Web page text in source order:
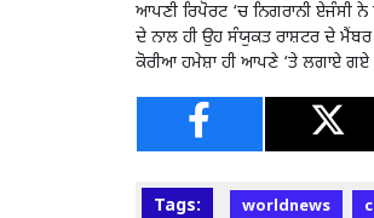
ਆਪਣੀ ਰਿਪੋਰਟ ‘ਚ ਨਿਗਰਾਨੀ ਏਜੰਸੀ
ਦੇ ਨਾਲ ਹੀ ਉਹ ਸੰਯੁਕਤ ਰਾਸ਼ਟਰ ਦੇ ਮੈਂਬਰ
ਕੋਰੀਆ ਹਮੇਸ਼ਾ ਹੀ ਆਪਣੇ ‘ਤੇ ਲਗਾਏ ਗਏ
Tags: worldnews